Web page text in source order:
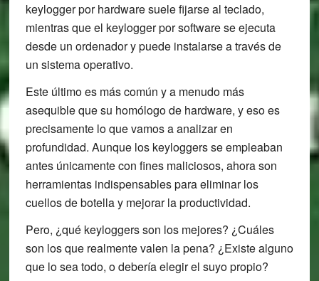
keylogger por hardware suele fijarse al teclado,
mientras que el keylogger por software se ejecuta
desde un ordenador y puede instalarse a través de
un sistema operativo.
Este último es más común y a menudo más
asequible que su homólogo de hardware, y eso es
precisamente lo que vamos a analizar en
profundidad. Aunque los keyloggers se empleaban
antes únicamente con fines maliciosos, ahora son
herramientas indispensables para eliminar los
cuellos de botella y mejorar la productividad.
Pero, ¿qué keyloggers son los mejores? ¿Cuáles
son los que realmente valen la pena? ¿Existe alguno
que lo sea todo, o debería elegir el suyo propio?